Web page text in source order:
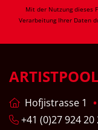
Mit der Nutzung dieses
Verarbeitung Ihrer Daten
ARTISTPOOL
Hofjistrasse 1
+41 (0)27 924 20